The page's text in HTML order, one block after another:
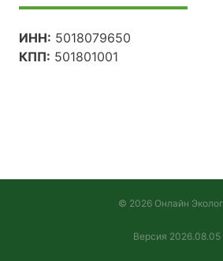
ИНН: 5018079650
КПП: 501801001
© 2026 Онлайн
Версия 2026.08.05